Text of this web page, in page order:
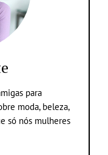
para
moda, beleza,
só nós mulheres